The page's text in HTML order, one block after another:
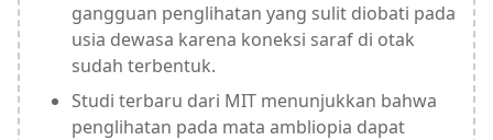
gangguan penglihatan yang sulit diobati pada
usia dewasa karena koneksi saraf di otak
sudah terbentuk.
Studi terbaru dari MIT menunjukkan bahwa
penglihatan pada mata ambliopia dapat